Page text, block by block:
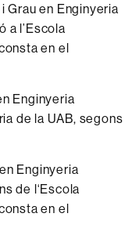
Grau en Enginyeria
a l’Escola
en el
Enginyeria
de la UAB, segons
Enginyeria
de l‘Escola
en el